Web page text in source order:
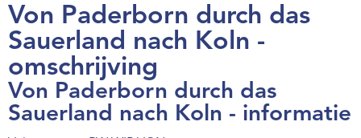
Regio’s
Nieuws
Agenda
Webshop
Von Paderborn durch das
Sauerland nach Koln -
omschrijving
Von Paderborn durch das
Sauerland nach Koln - informatie